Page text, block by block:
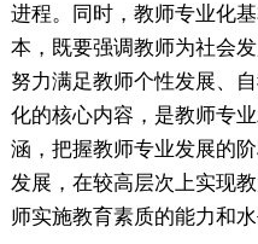
进程。同时，教师专业化
本，既要强调教师为社会
努力满足教师个性发展、
化的核心内容，是教师专
涵，把握教师专业发展的
发展，在较高层次上实现
师实施教育素质的能力和水